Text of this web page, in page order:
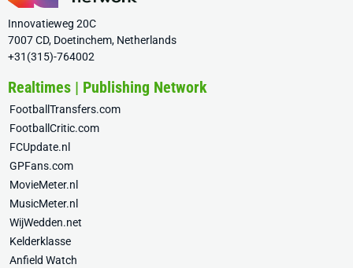
Innovatieweg 20C
7007 CD, Doetinchem, Netherlands
+31(315)-764002
Realtimes | Publishing Network
FootballTransfers.com
FootballCritic.com
FCUpdate.nl
GPFans.com
MovieMeter.nl
MusicMeter.nl
WijWedden.net
Kelderklasse
Anfield Watch